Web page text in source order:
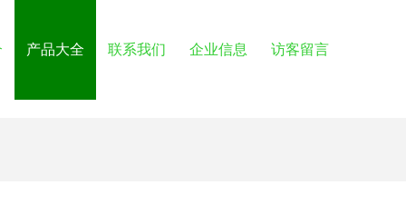
产品大全 联系我们 企业信息 访客留言